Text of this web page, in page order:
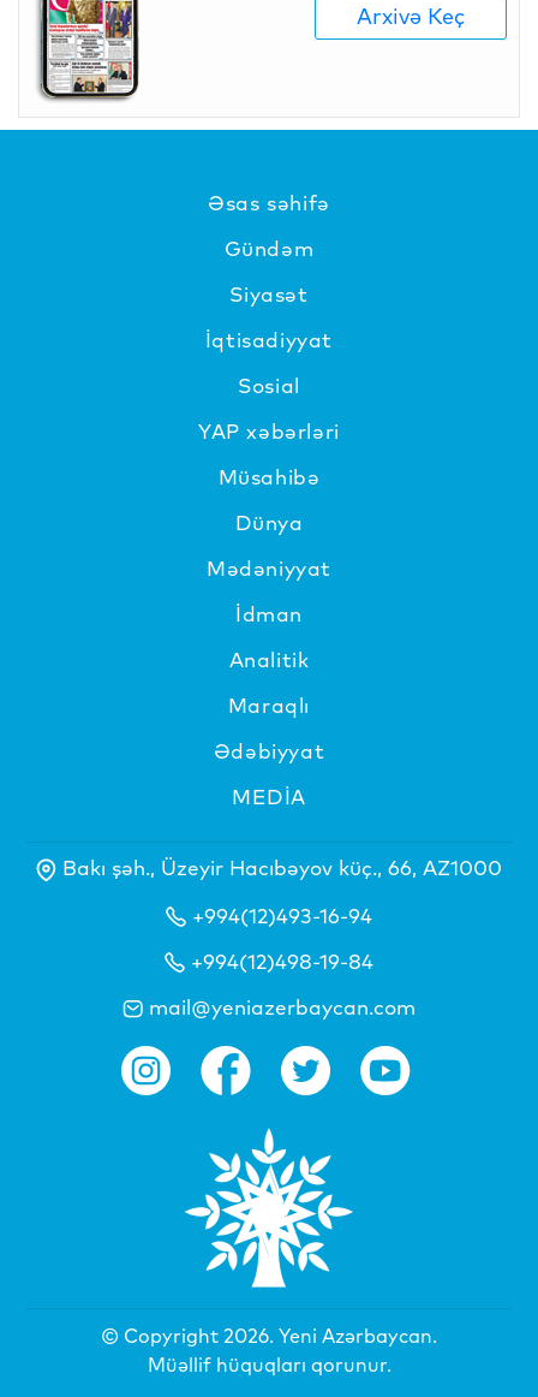
Arxivə Keç
Əsas səhifə
Gündəm
Siyasət
İqtisadiyyat
Sosial
YAP xəbərləri
Müsahibə
Dünya
Mədəniyyat
İdman
Analitik
Maraqlı
Ədəbiyyat
MEDİA
Bakı şəh., Üzeyir Hacıbəyov küç., 66, AZ1000
+994(12)493-16-94
+994(12)498-19-84
mail@yeniazerbaycan.com
© Copyright 2026. Yeni Azərbaycan.
Müəllif hüquqları qorunur.